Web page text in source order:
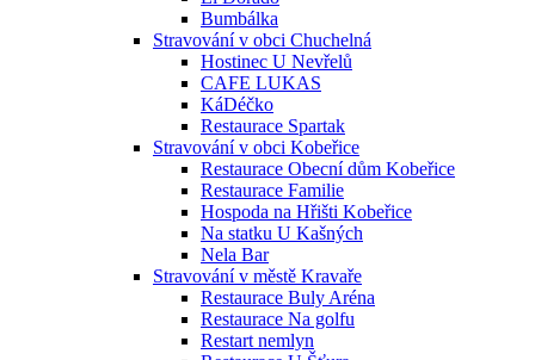
Bumbálka
Stravování v obci Chuchelná
Hostinec U Nevřelů
CAFE LUKAS
KáDéčko
Restaurace Spartak
Stravování v obci Kobeřice
Restaurace Obecní dům Kobeřice
Restaurace Familie
Hospoda na Hřišti Kobeřice
Na statku U Kašných
Nela Bar
Stravování v městě Kravaře
Restaurace Buly Aréna
Restaurace Na golfu
Restart nemlyn